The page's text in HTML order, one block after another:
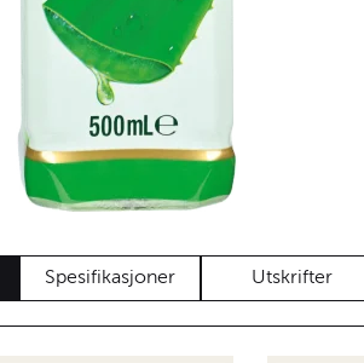
Spesifikasjoner Utskrifter